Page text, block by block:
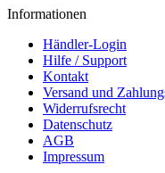
Informationen
Händler-Login
Hilfe / Support
Kontakt
Versand und
Widerrufsrecht
Datenschutz
AGB
Impressum